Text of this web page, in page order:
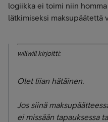
logiikka ei toimi niin
lätkimiseksi maksupäätettä
willwill kirjoitti:
Olet liian hätäinen.
Jos siinä
ei missään tapauksessa